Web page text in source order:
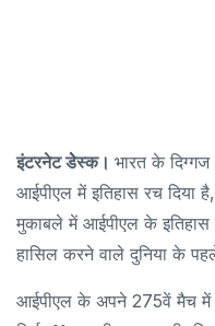
इंटरनेट डेेस्क। भारत के
आईपीएल में इतिहास रच दिया
मुकाबले में आईपीएल के
हासिल करने वाले दुनिया के
आईपीएल के अपने 275वें मैच में